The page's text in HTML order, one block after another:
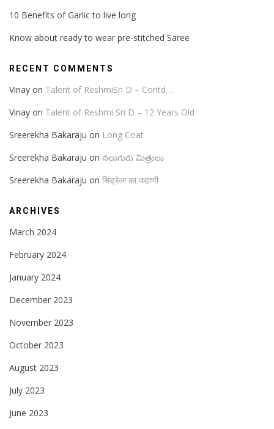
10 Benefits of Garlic to live long
Know about ready to wear pre-stitched Saree
RECENT COMMENTS
Vinay on Talent of ReshmiSri D – Contd…
Vinay on Talent of Reshmi Sri D – 12 Years Old
Sreerekha Bakaraju on Long Coat
Sreerekha Bakaraju on నలుగురు మిత్రులు
Sreerekha Bakaraju on सिंड्रेला का कहाणी
ARCHIVES
March 2024
February 2024
January 2024
December 2023
November 2023
October 2023
August 2023
July 2023
June 2023